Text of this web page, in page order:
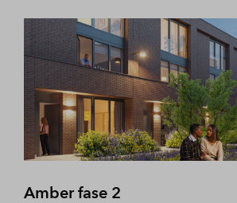
Amber fase 2